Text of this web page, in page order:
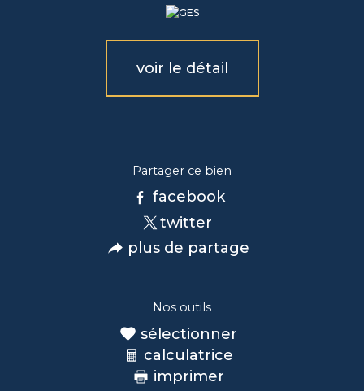
voir le détail
Partager ce bien
facebook
twitter
plus de partage
Nos outils
sélectionner
calculatrice
imprimer